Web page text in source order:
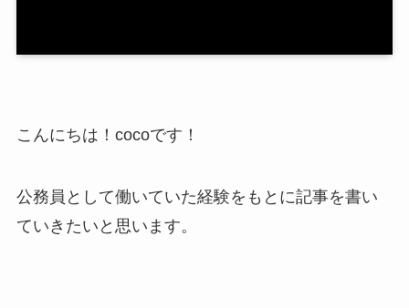
こんにちは！cocoです！
公務員として働いていた経験をもとに記事を書い
ていきたいと思います。